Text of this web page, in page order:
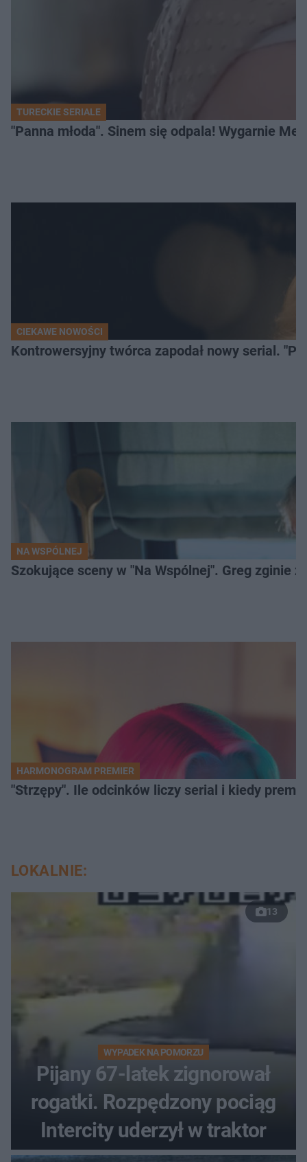
TURECKIE SERIALE
"Panna młoda". Sinem się odpala! Wygarnie
CIEKAWE NOWOŚCI
Kontrowersyjny twórca zapodał nowy serial.
NA WSPÓLNEJ
Szokujące sceny w "Na Wspólnej". Greg zginie z
HARMONOGRAM PREMIER
"Strzępy". Ile odcinków liczy serial i kiedy
LOKALNIE:
13
WYPADEK NA POMORZU
Pijany 67-latek zignorował
rogatki. Rozpędzony pociąg
Intercity uderzył w traktor